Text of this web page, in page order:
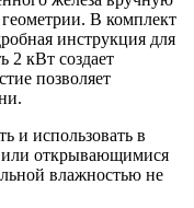
В комплект
инструкция для
2 кВт создает
позволяет
и использовать в
или открывающимися
влажностью не